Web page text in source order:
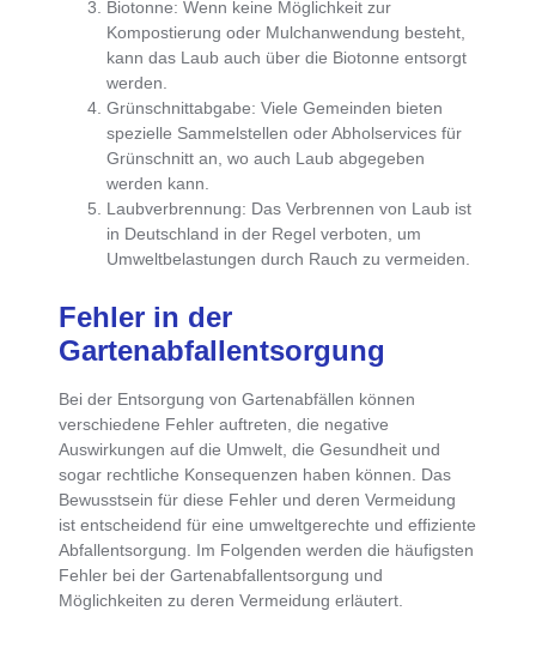
Biotonne: Wenn keine Möglichkeit zur
Kompostierung oder Mulchanwendung besteht,
kann das Laub auch über die Biotonne entsorgt
werden.
Grünschnittabgabe: Viele Gemeinden bieten
spezielle Sammelstellen oder Abholservices für
Grünschnitt an, wo auch Laub abgegeben
werden kann.
Laubverbrennung: Das Verbrennen von Laub ist
in Deutschland in der Regel verboten, um
Umweltbelastungen durch Rauch zu vermeiden.
Fehler in der
Gartenabfallentsorgung
Bei der Entsorgung von Gartenabfällen können
verschiedene Fehler auftreten, die negative
Auswirkungen auf die Umwelt, die Gesundheit und
sogar rechtliche Konsequenzen haben können. Das
Bewusstsein für diese Fehler und deren Vermeidung
ist entscheidend für eine umweltgerechte und effiziente
Abfallentsorgung. Im Folgenden werden die häufigsten
Fehler bei der Gartenabfallentsorgung und
Möglichkeiten zu deren Vermeidung erläutert.